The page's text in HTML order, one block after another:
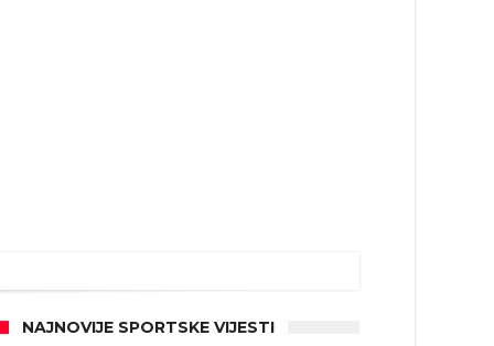
NAJNOVIJE SPORTSKE VIJESTI